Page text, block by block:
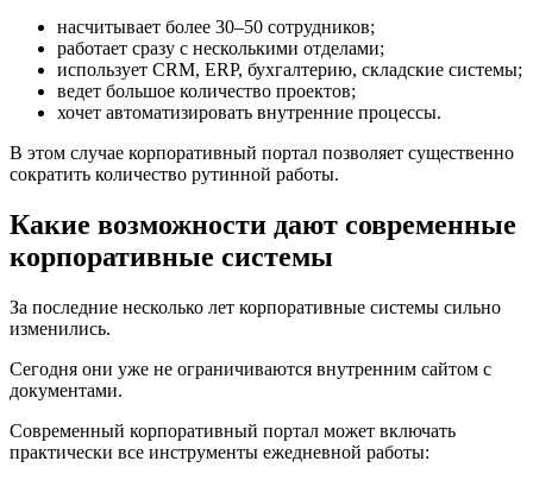
насчитывает более 30–50 сотрудников;
работает сразу с несколькими отделами;
использует CRM, ERP, бухгалтерию, складские системы;
ведет большое количество проектов;
хочет автоматизировать внутренние процессы.
В этом случае корпоративный портал позволяет существенно
сократить количество рутинной работы.
Какие возможности дают современные
корпоративные системы
За последние несколько лет корпоративные системы сильно
изменились.
Сегодня они уже не ограничиваются внутренним сайтом с
документами.
Современный корпоративный портал может включать
практически все инструменты ежедневной работы: